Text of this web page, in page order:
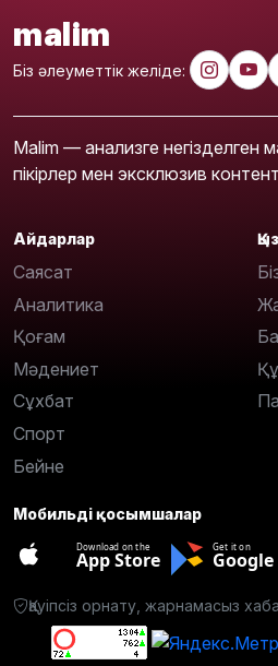
malim
Біз әлеуметтік желіде:
Malim — анализге негізделген
пікірлер мен эксклюзив
Айдарлар
Саясат
Аналитика
Қоғам
Мәдениет
Сұхбат
Спорт
Бейне
Мобильді қосымшалар
Download on the
App Store
Get it on
Қауіпсіз орнату, жарнамасыз